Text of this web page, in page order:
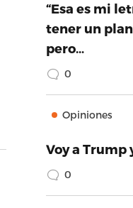
“Esa es mi
tener un
pero…
0
Opiniones
Voy a Trump
0